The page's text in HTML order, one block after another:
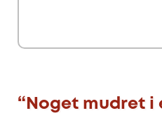
“Noget mudret i